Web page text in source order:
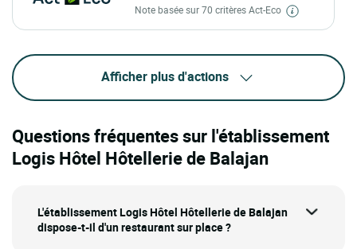
Note basée sur 70 critères Act-Eco
Afficher plus d'actions
Questions fréquentes sur l'établissement
Logis Hôtel Hôtellerie de Balajan
L'établissement Logis Hôtel Hôtellerie de Balajan
dispose-t-il d'un restaurant sur place ?